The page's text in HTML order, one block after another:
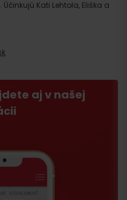
Kati Lehtola, Eliška a
aj v našej